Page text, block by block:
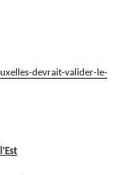
devrait-valider-le-